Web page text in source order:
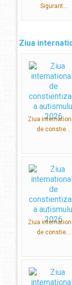
Sigurant...
Ziua
Ziua
de constie...
Ziua
de constie...